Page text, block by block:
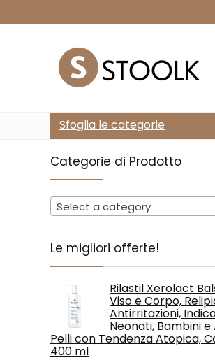
Sfoglia le categorie
Categorie di Prodotto
Select a category
Le migliori offerte!
Rilastil Xerolact
Viso e Corpo,
Antirritazioni,
Neonati, Bambini
Pelli con Tendenza Atopica,
400 ml